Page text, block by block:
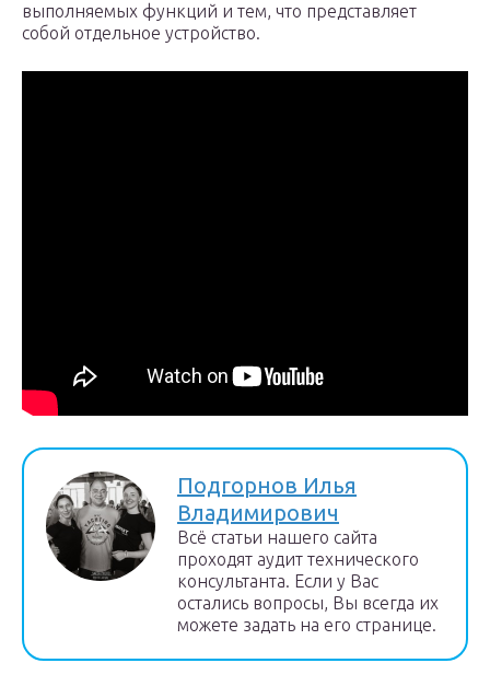
выполняемых функций и тем, что представляет
собой отдельное устройство.
Подгорнов Илья
Владимирович
Всё статьи нашего сайта
проходят аудит технического
консультанта. Если у Вас
остались вопросы, Вы всегда их
можете задать на его странице.